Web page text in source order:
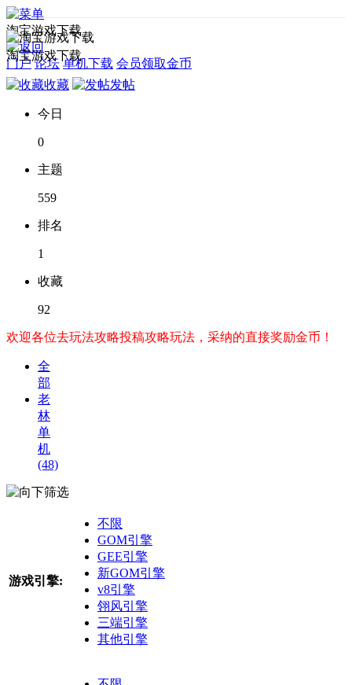
淘宝游戏下载
门户 论坛 单机下载 会员领取金币
淘宝游戏下载
收藏 发帖
今日
0
主题
559
排名
1
收藏
92
欢迎各位去玩法攻略投稿攻略玩法，采纳的直接奖励金币！
全
部
老
林
单
机
(48)
筛选
游戏引擎:
不限
GOM引擎
GEE引擎
新GOM引擎
v8引擎
翎风引擎
三端引擎
其他引擎